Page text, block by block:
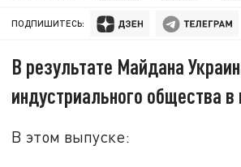
ПОДПИШИТЕСЬ:
В результате Майдана
индустриального общества
В этом выпуске: